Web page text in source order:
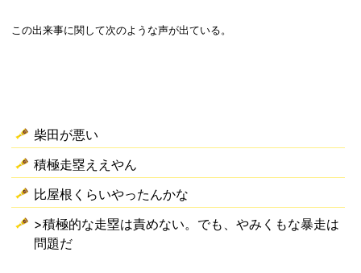
この出来事に関して次のような声が出ている。
柴田が悪い
積極走塁ええやん
比屋根くらいやったんかな
>積極的な走塁は責めない。でも、やみくもな暴走は
問題だ